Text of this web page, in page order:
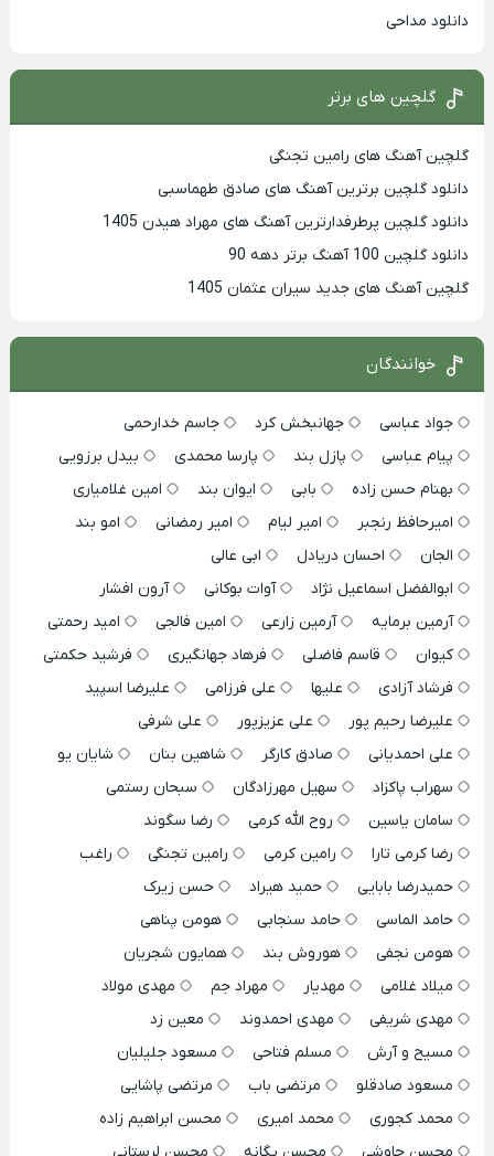
دانلود مداحی
گلچین های برتر
گلچین آهنگ های رامین تجنگی
دانلود گلچین برترین آهنگ های صادق طهماسبی
دانلود گلچین پرطرفدارترین آهنگ های مهراد هیدن 1405
دانلود گلچین 100 آهنگ برتر دهه 90
گلچین آهنگ های جدید سیران عثمان 1405
خوانندگان
جواد عباسی جهانبخش کرد
جاسم خدارحمی
پیام عباسی
پازل بند پارسا محمدی
بیدل برزویی
بهنام حسن زاده
بابی ایوان بند
امین غلامیاری
امیرحافظ رنجبر
امیر لیام امیر رمضانی
امو بند
الجان
احسان دریادل
ابی عالی
ابوالفضل اسماعیل نژاد
آوات بوکانی
آرون افشار
آرمین برمایه
آرمین زارعی امین فالجی
امید رحمتی
کیوان
قاسم فاضلی فرهاد جهانگیری
فرشید حکمتی
فرشاد آزادی
علیها علی فرزامی
علیرضا اسپید
علیرضا رحیم پور
علی عزیزپور
علی شرفی
علی احمدیانی
صادق کارگر شاهین بنان
شایان یو
سهراب پاکزاد
سهیل مهرزادگان
سبحان رستمی
سامان یاسین
روح الله کرمی
رضا سگوند
رضا کرمی تارا
رامین کرمی رامین تجنگی
راغب
حمیدرضا بابایی
حمید هیراد
حسن زیرک
حامد الماسی
حامد سنجابی
هومن پناهی
هومن نجفی
هوروش بند
همایون شجریان
میلاد غلامی
مهدیار مهراد جم
مهدی مولاد
مهدی شریفی
مهدی احمدوند
معین زد
مسیح و آرش
مسلم فتاحی
مسعود جلیلیان
مسعود صادقلو
مرتضی باب
مرتضی پاشایی
محمد کجوری
محمد امیری
محسن ابراهیم زاده